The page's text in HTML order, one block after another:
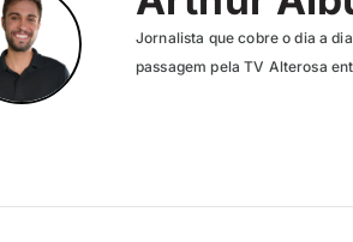
Jornalista que cobre o dia a
passagem pela TV Alterosa